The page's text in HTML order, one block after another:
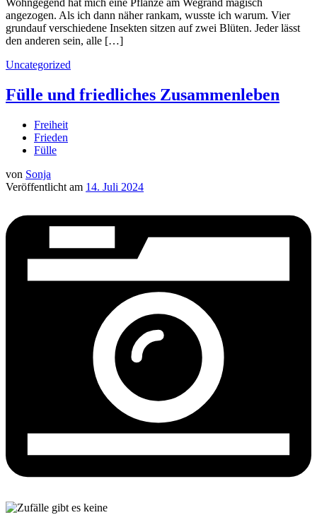
angezogen. Als ich dann näher rankam, wusste ich warum. Vier
grundauf verschiedene Insekten sitzen auf zwei Blüten. Jeder lässt
den anderen sein, alle […]
Uncategorized
Fülle und friedliches Zusammenleben
Freiheit
Frieden
Fülle
von Sonja
Veröffentlicht am 14. Juli 2024